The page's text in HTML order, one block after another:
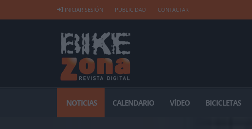
INICIAR SESIÓN PUBLICIDAD CONTACTAR
NOTICIAS CALENDARIO VÍDEO BICICLETAS